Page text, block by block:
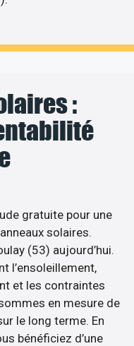
:
gratuite pour une
solaires.
(53) aujourd’hui.
l’ensoleillement,
et les contraintes
en mesure de
le long terme. En
bénéficiez d’une